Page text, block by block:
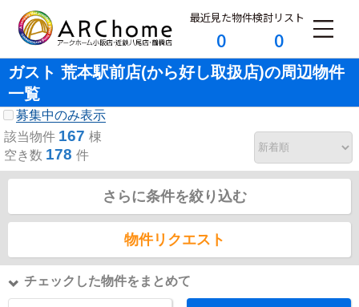
最近見た物件
0
検討リスト
0
ガスト 荒本駅前店(から好し取扱店)の周辺物件
一覧
募集中のみ表示
該当物件 167 棟
空き数 178 件
さらに条件を絞り込む
物件リクエスト
チェックした物件をまとめて